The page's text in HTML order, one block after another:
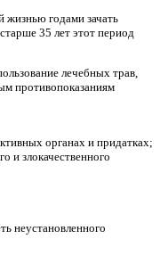
жизнью годами зачать
35 лет этот период
лечебных трав,
противопоказаниям
органах и придатках;
и злокачественного
неустановленного